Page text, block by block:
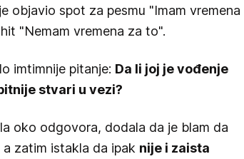
objavio spot za pesmu "Imam vremena
"Nemam vremena za to".
imtimnije pitanje: Da li joj je vođenje
stvari u vezi?
oko odgovora, dodala da je blam da
zatim istakla da ipak nije i zaista